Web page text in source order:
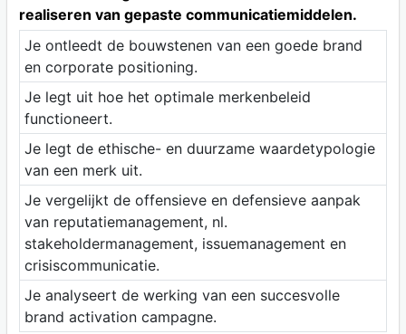
realiseren van gepaste communicatiemiddelen.
Je ontleedt de bouwstenen van een goede brand
en corporate positioning.
Je legt uit hoe het optimale merkenbeleid
functioneert.
Je legt de ethische- en duurzame waardetypologie
van een merk uit.
Je vergelijkt de offensieve en defensieve aanpak
van reputatiemanagement, nl.
stakeholdermanagement, issuemanagement en
crisiscommunicatie.
Je analyseert de werking van een succesvolle
brand activation campagne.